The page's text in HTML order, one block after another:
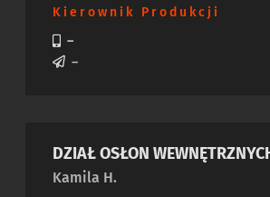
Kierownik Produkcji
–
–
DZIAŁ OSŁON
Kamila H.